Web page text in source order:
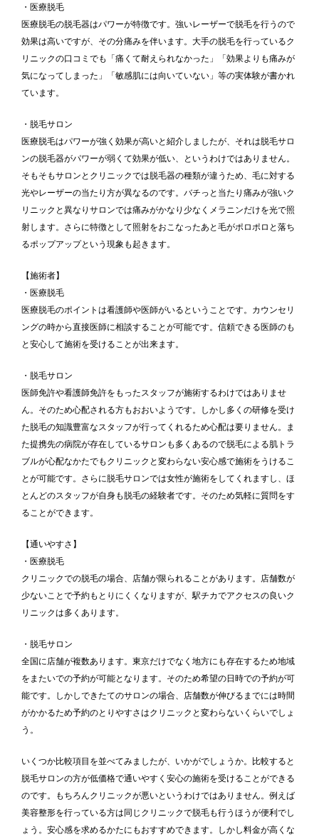
・医療脱毛
医療脱毛の脱毛器はパワーが特徴です。強いレーザーで脱毛を行うので
効果は高いですが、その分痛みを伴います。大手の脱毛を行っているク
リニックの口コミでも「痛くて耐えられなかった」「効果よりも痛みが
気になってしまった」「敏感肌には向いていない」等の実体験が書かれ
ています。
・脱毛サロン
医療脱毛はパワーが強く効果が高いと紹介しましたが、それは脱毛サロ
ンの脱毛器がパワーが弱くて効果が低い、というわけではありません。
そもそもサロンとクリニックでは脱毛器の種類が違うため、毛に対する
光やレーザーの当たり方が異なるのです。バチっと当たり痛みが強いク
リニックと異なりサロンでは痛みがかなり少なくメラニンだけを光で照
射します。さらに特徴として照射をおこなったあと毛がポロポロと落ち
るポップアップという現象も起きます。
【施術者】
・医療脱毛
医療脱毛のポイントは看護師や医師がいるということです。カウンセリ
ングの時から直接医師に相談することが可能です。信頼できる医師のも
と安心して施術を受けることが出来ます。
・脱毛サロン
医師免許や看護師免許をもったスタッフが施術するわけではありませ
ん。そのため心配される方もおおいようです。しかし多くの研修を受け
た脱毛の知識豊富なスタッフが行ってくれるため心配は要りません。ま
た提携先の病院が存在しているサロンも多くあるので脱毛による肌トラ
ブルが心配なかたでもクリニックと変わらない安心感で施術をうけるこ
とが可能です。さらに脱毛サロンでは女性が施術をしてくれますし、ほ
とんどのスタッフが自身も脱毛の経験者です。そのため気軽に質問をす
ることができます。
【通いやすさ】
・医療脱毛
クリニックでの脱毛の場合、店舗が限られることがあります。店舗数が
少ないことで予約もとりにくくなりますが、駅チカでアクセスの良いク
リニックは多くあります。
・脱毛サロン
全国に店舗が複数あります。東京だけでなく地方にも存在するため地域
をまたいでの予約が可能となります。そのため希望の日時での予約が可
能です。しかしできたてのサロンの場合、店舗数が伸びるまでには時間
がかかるため予約のとりやすさはクリニックと変わらないくらいでしょ
う。
いくつか比較項目を並べてみましたが、いかがでしょうか。比較すると
脱毛サロンの方が低価格で通いやすく安心の施術を受けることができる
のです。もちろんクリニックが悪いというわけではありません。例えば
美容整形を行っている方は同じクリニックで脱毛も行うほうが便利でし
ょう。安心感を求めるかたにもおすすめできます。しかし料金が高くな